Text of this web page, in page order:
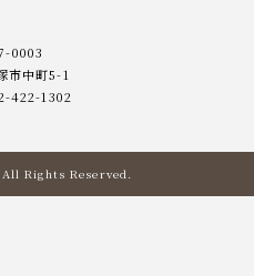
0003
市中町5-1
1302
Rights Reserved.